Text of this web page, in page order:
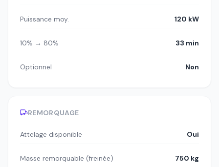
Puissance moy. 120 kW
10% → 80% 33 min
Optionnel Non
REMORQUAGE
Attelage disponible Oui
Masse remorquable (freinée) 750 kg